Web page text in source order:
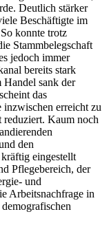
Deutlich stärker
Beschäftigte im
konnte trotz
Stammbelegschaft
jedoch immer
bereits stark
sank der
das
inzwischen erreicht zu
reduziert. Kaum noch
den
eingestellt
Pflegebereich, der
und
Arbeitsnachfrage in